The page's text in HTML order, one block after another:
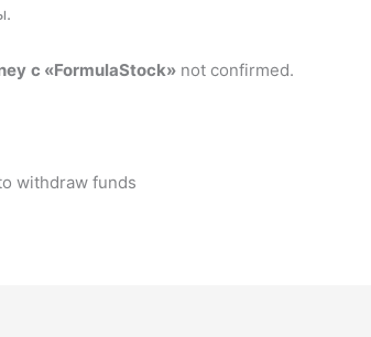
с «FormulaStock» not confirmed.
withdraw funds